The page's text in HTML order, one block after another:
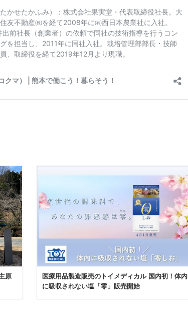
原
医療用品製造販売のトイメディカル 国内初！体内
に吸収されない塩「零」販売開始